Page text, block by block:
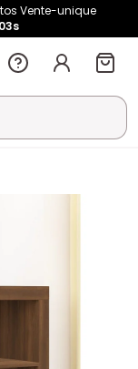
Vente-unique
02s